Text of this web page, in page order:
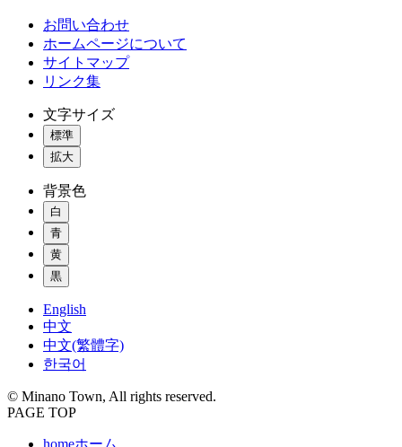
お問い合わせ
ホームページについて
サイトマップ
リンク集
文字サイズ
標準
拡大
背景色
白
青
黄
黒
English
中文
中文(繁體字)
한국어
© Minano Town, All rights reserved.
PAGE TOP
homeホーム